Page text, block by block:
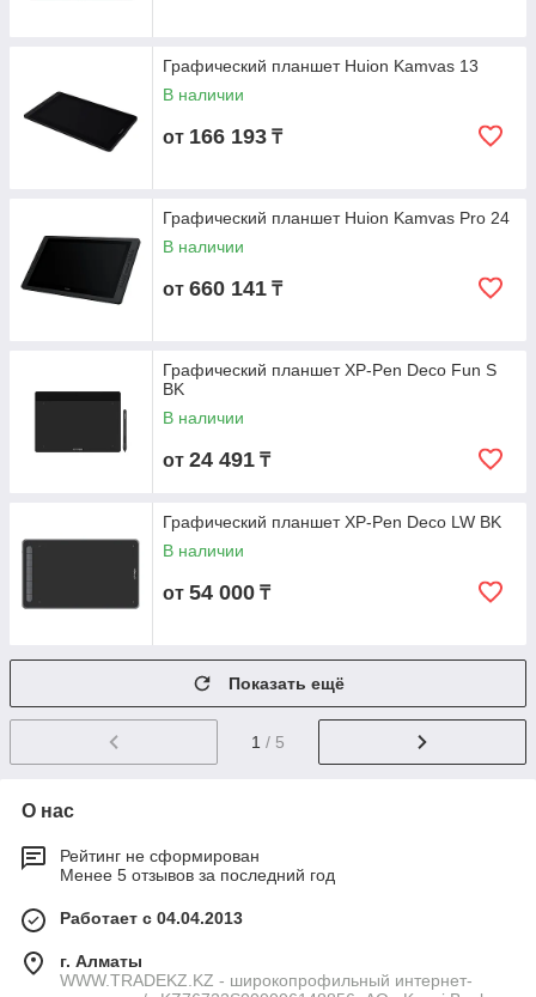
Графический планшет Huion Kamvas 13
В наличии
от 166 193 ₸
Графический планшет Huion Kamvas Pro 24
В наличии
от 660 141 ₸
Графический планшет XP-Pen Deco Fun S
BK
В наличии
от 24 491 ₸
Графический планшет XP-Pen Deco LW BK
В наличии
от 54 000 ₸
Показать ещё
1 / 5
О нас
Рейтинг не сформирован
Менее 5 отзывов за последний год
Работает с 04.04.2013
г. Алматы
WWW.TRADEKZ.KZ - широкопрофильный интернет-